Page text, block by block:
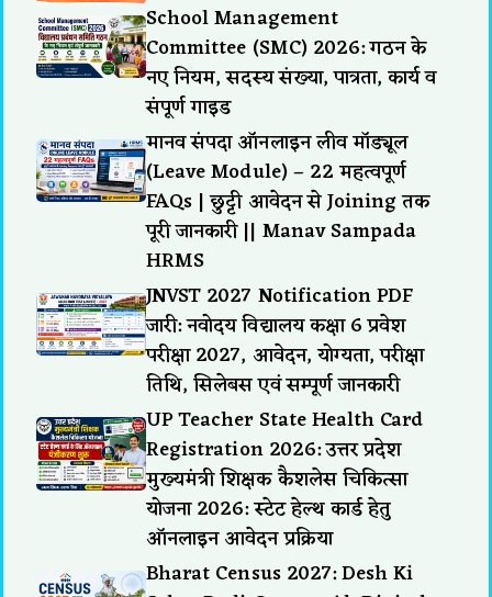
School Management
Committee (SMC) 2026: गठन के
नए नियम, सदस्य संख्या, पात्रता, कार्य व
संपूर्ण गाइड
मानव संपदा ऑनलाइन लीव मॉड्यूल
(Leave Module) – 22 महत्वपूर्ण
FAQs | छुट्टी आवेदन से Joining तक
पूरी जानकारी || Manav Sampada
HRMS
JNVST 2027 Notification PDF
जारी: नवोदय विद्यालय कक्षा 6 प्रवेश
परीक्षा 2027, आवेदन, योग्यता, परीक्षा
तिथि, सिलेबस एवं सम्पूर्ण जानकारी
UP Teacher State Health Card
Registration 2026: उत्तर प्रदेश
मुख्यमंत्री शिक्षक कैशलेस चिकित्सा
योजना 2026: स्टेट हेल्थ कार्ड हेतु
ऑनलाइन आवेदन प्रक्रिया
Bharat Census 2027: Desh Ki